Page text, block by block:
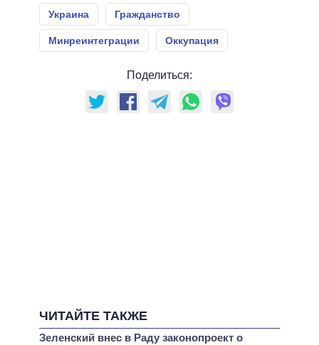
Украина Гражданство
Минреинтеграции Оккупация
Поделиться:
ЧИТАЙТЕ ТАКЖЕ
Зеленский внес в Раду законопроект о